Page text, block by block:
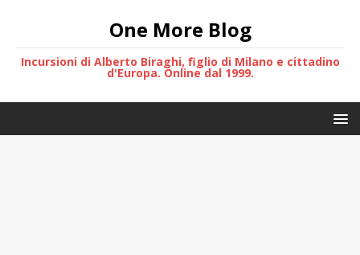
One More Blog
Incursioni di Alberto Biraghi, figlio di Milano e cittadino
d'Europa. Online dal 1999.